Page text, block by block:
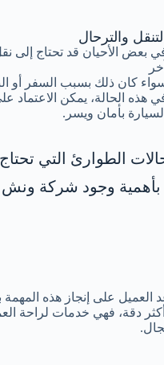
والترحال
بعض الأحيان قد تحتاج إلى
آخر
كان ذلك بسبب السفر أو
هذه الحالة، يمكن
السيارة بأمان ويسر.
الطوارئ التي
وجود شركة ونش
العميل على إنجاز هذه
دقة، فهي خدمات لراحة